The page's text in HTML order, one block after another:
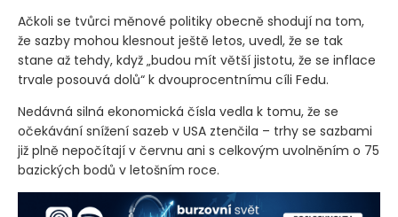
Ačkoli se tvůrci měnové politiky obecně shodují na tom,
že sazby mohou klesnout ještě letos, uvedl, že se tak
stane až tehdy, když „budou mít větší jistotu, že se inflace
trvale posouvá dolů“ k dvouprocentnímu cíli Fedu.
Nedávná silná ekonomická čísla vedla k tomu, že se
očekávání snížení sazeb v USA ztenčila – trhy se sazbami
již plně nepočítají v červnu ani s celkovým uvolněním o 75
bazických bodů v letošním roce.